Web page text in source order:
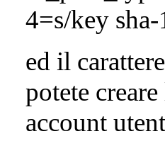
4=s/key
ed il
potete
account